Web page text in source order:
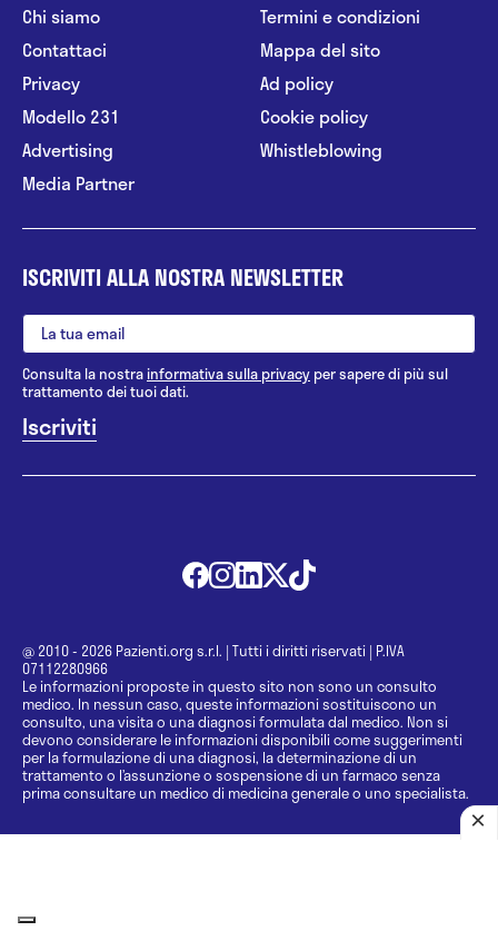
Chi siamo
Contattaci
Privacy
Modello 231
Advertising
Media Partner
Termini e condizioni
Mappa del sito
Ad policy
Cookie policy
Whistleblowing
ISCRIVITI ALLA NOSTRA NEWSLETTER
Consulta la nostrainformativa sulla privacy per sapere di più sul
trattamento dei tuoi dati.
@ 2010 - 2026 Pazienti.org s.r.l. | Tutti i diritti riservati | P.IVA
07112280966
Le informazioni proposte in questo sito non sono un consulto
medico. In nessun caso, queste informazioni sostituiscono un
consulto, una visita o una diagnosi formulata dal medico. Non si
devono considerare le informazioni disponibili come suggerimenti
per la formulazione di una diagnosi, la determinazione di un
trattamento o l’assunzione o sospensione di un farmaco senza
prima consultare un medico di medicina generale o uno specialista.